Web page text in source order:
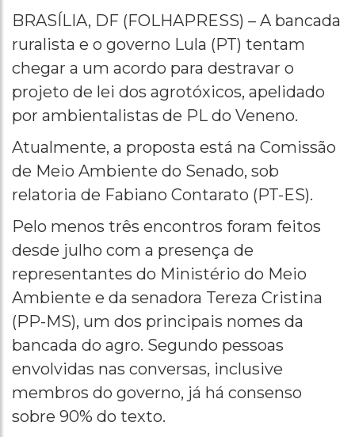
BRASÍLIA, DF (FOLHAPRESS) – A bancada
ruralista e o governo Lula (PT) tentam
chegar a um acordo para destravar o
projeto de lei dos agrotóxicos, apelidado
por ambientalistas de PL do Veneno.
Atualmente, a proposta está na Comissão
de Meio Ambiente do Senado, sob
relatoria de Fabiano Contarato (PT-ES).
Pelo menos três encontros foram feitos
desde julho com a presença de
representantes do Ministério do Meio
Ambiente e da senadora Tereza Cristina
(PP-MS), um dos principais nomes da
bancada do agro. Segundo pessoas
envolvidas nas conversas, inclusive
membros do governo, já há consenso
sobre 90% do texto.